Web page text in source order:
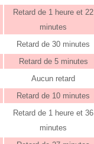
Retard de 1 heure et 22
minutes
Retard de 30 minutes
Retard de 5 minutes
Aucun retard
Retard de 10 minutes
Retard de 1 heure et 36
minutes